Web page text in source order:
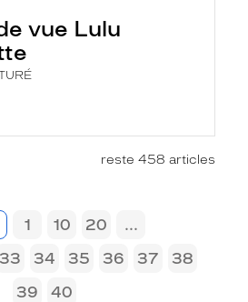
vue Lulu
reste 458 articles
1 10 20
...
33 34 35 36 37
38
39
40